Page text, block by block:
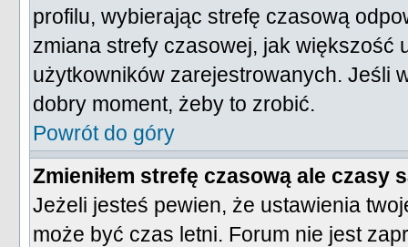
profilu, wybierając strefę czasową
zmiana strefy czasowej, jak większość
użytkowników zarejestrowanych. Jeśli
dobry moment, żeby to zrobić.
Powrót do góry
Zmieniłem strefę czasową ale czasy
Jeżeli jesteś pewien, że ustawienia
może być czas letni. Forum nie jest